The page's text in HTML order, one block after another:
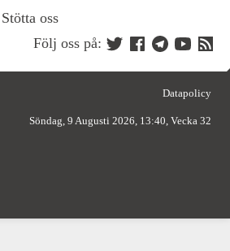
Stötta oss
Följ oss på:
Datapolicy
Söndag, 9 Augusti 2026, 13:40, Vecka 32